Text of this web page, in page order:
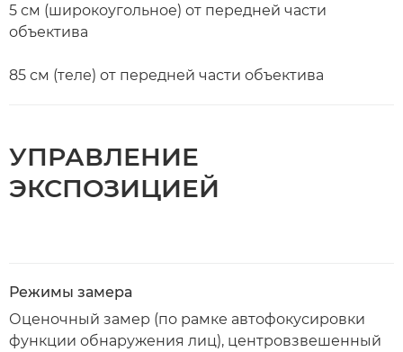
5 см (широкоугольное) от передней части
объектива
85 см (теле) от передней части объектива
УПРАВЛЕНИЕ
ЭКСПОЗИЦИЕЙ
Режимы замера
Оценочный замер (по рамке автофокусировки
функции обнаружения лиц), центровзвешенный